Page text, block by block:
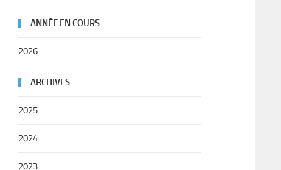
ANNÉE EN COURS
2026
ARCHIVES
2025
2024
2023